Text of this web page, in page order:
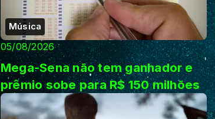
Música
05/08/2026
Mega-Sena não tem ganhador e
prêmio sobe para R$ 150 milhões